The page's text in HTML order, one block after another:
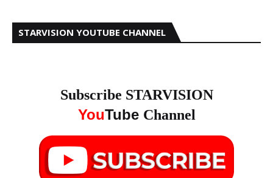
STARVISION YOUTUBE CHANNEL
Subscribe STARVISION
YouTube Channel